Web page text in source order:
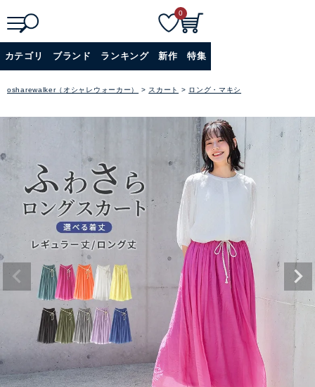
詳細検索
0
カテゴリ ブランド ランキング 新作 特集
osharewalker（オシャレウォーカー） スカート ロング・マキシ